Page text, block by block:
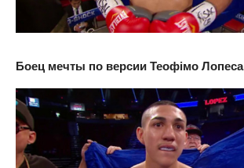
Боец мечты по версии Теофімо Лопеса